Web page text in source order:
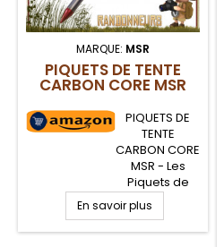
MARQUE: MSR
PIQUETS DE TENTE
CARBON CORE MSR
PIQUETS DE
TENTE
CARBON CORE
MSR - Les
Piquets de
tente ultra
léger et
robuste, les
En savoir plus